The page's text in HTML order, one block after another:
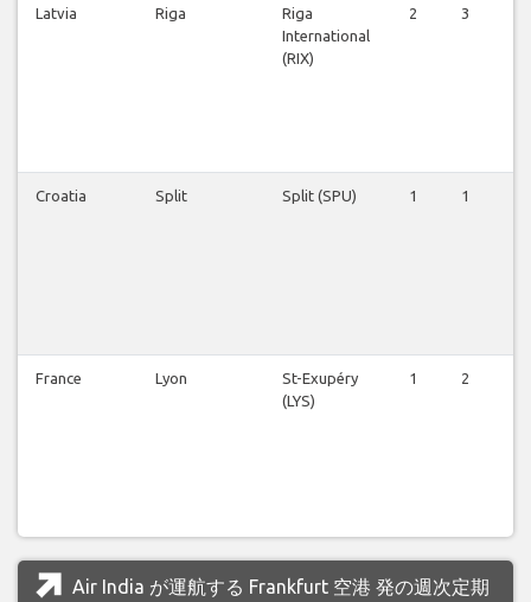
Latvia Riga
Riga
International
(RIX)
2 3
Croatia Split Split (SPU) 1 1
France Lyon
St-Exupéry
(LYS)
1 2
Air India が運航する Frankfurt 空港 発の週次定期